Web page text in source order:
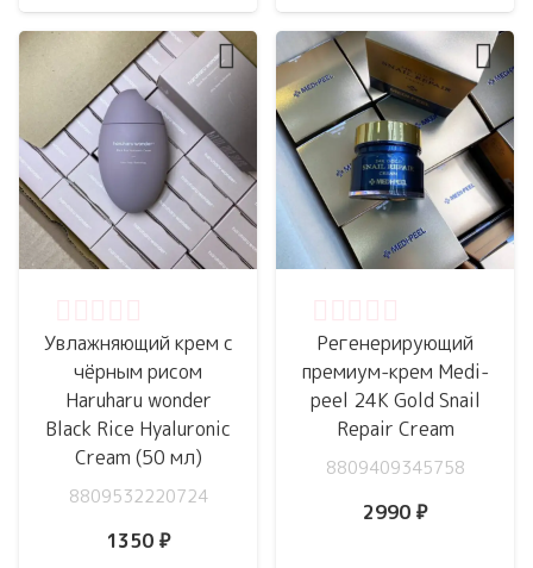
Увлажняющий крем с
чёрным рисом
Haruharu wonder
Black Rice Hyaluronic
Cream (50 мл)
8809532220724
1350 ₽
Регенерирующий
премиум-крем Medi-
peel 24K Gold Snail
Repair Cream
8809409345758
2990 ₽